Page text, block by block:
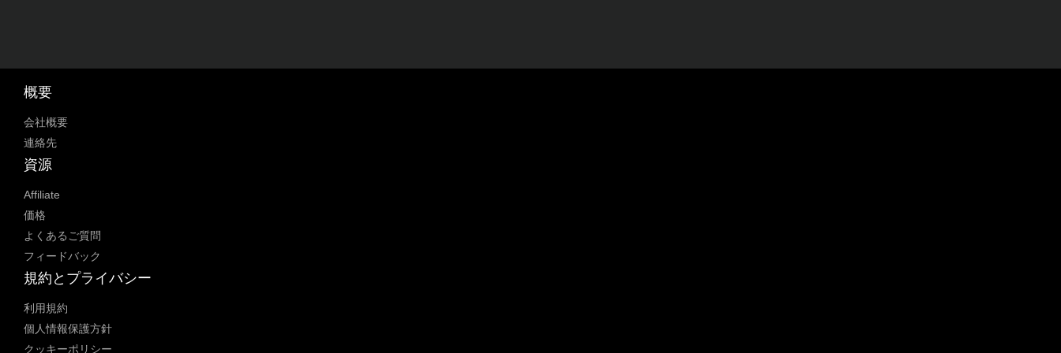
概要
会社概要
連絡先
資源
Affiliate
価格
よくあるご質問
フィードバック
規約とプライバシー
利用規約
個人情報保護方針
クッキーポリシー